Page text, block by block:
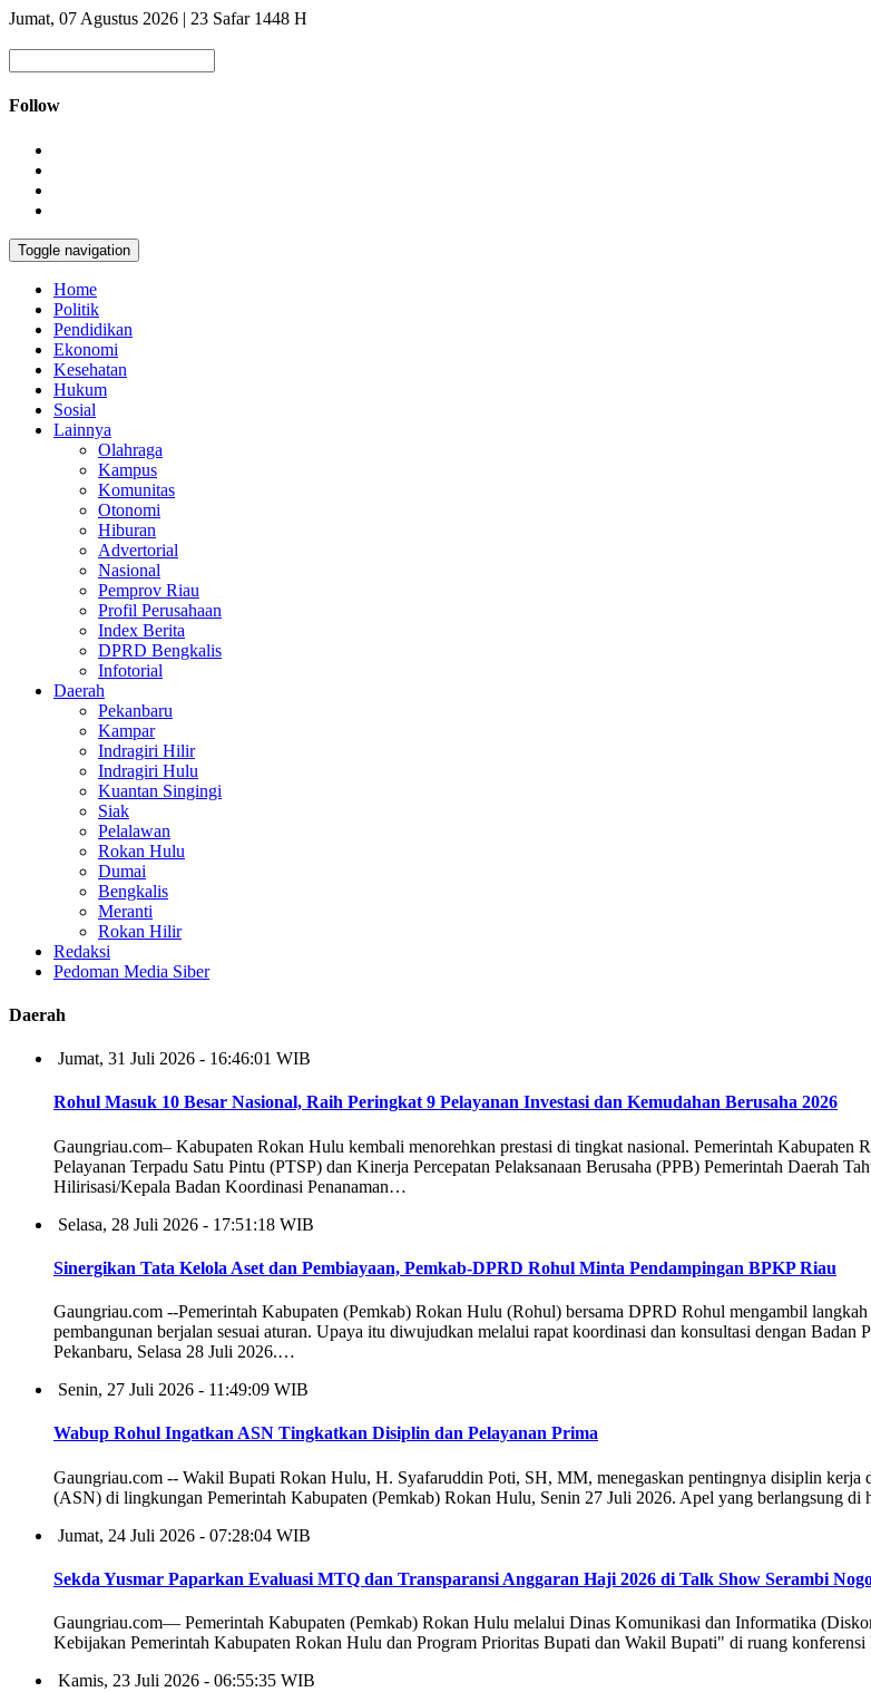
Jumat, 07 Agustus 2026 | 23 Safar 1448 H
Follow
Toggle navigation
Home
Politik
Pendidikan
Ekonomi
Kesehatan
Hukum
Sosial
Lainnya
Olahraga
Kampus
Komunitas
Otonomi
Hiburan
Advertorial
Nasional
Pemprov Riau
Profil Perusahaan
Index Berita
DPRD Bengkalis
Infotorial
Daerah
Pekanbaru
Kampar
Indragiri Hilir
Indragiri Hulu
Kuantan Singingi
Siak
Pelalawan
Rokan Hulu
Dumai
Bengkalis
Meranti
Rokan Hilir
Redaksi
Pedoman Media Siber
Daerah
Jumat, 31 Juli 2026 - 16:46:01 WIB
Rohul Masuk 10 Besar Nasional, Raih Peringkat 9 Pelayanan Investasi dan Kemudahan Berusaha 2026
Gaungriau.com– Kabupaten Rokan Hulu kembali menorehkan prestasi di tingkat nasional. Pemerintah
Pelayanan Terpadu Satu Pintu (PTSP) dan Kinerja Percepatan Pelaksanaan Berusaha (PPB) Pemerintah Daerah
Hilirisasi/Kepala Badan Koordinasi Penanaman…
Selasa, 28 Juli 2026 - 17:51:18 WIB
Sinergikan Tata Kelola Aset dan Pembiayaan, Pemkab-DPRD Rohul Minta Pendampingan BPKP Riau
Gaungriau.com --Pemerintah Kabupaten (Pemkab) Rokan Hulu (Rohul) bersama DPRD Rohul mengambil langkah
pembangunan berjalan sesuai aturan. Upaya itu diwujudkan melalui rapat koordinasi dan konsultasi dengan
Pekanbaru, Selasa 28 Juli 2026.…
Senin, 27 Juli 2026 - 11:49:09 WIB
Wabup Rohul Ingatkan ASN Tingkatkan Disiplin dan Pelayanan Prima
Gaungriau.com -- Wakil Bupati Rokan Hulu, H. Syafaruddin Poti, SH, MM, menegaskan pentingnya disiplin kerja
(ASN) di lingkungan Pemerintah Kabupaten (Pemkab) Rokan Hulu, Senin 27 Juli 2026. Apel yang berlangsung
Jumat, 24 Juli 2026 - 07:28:04 WIB
Sekda Yusmar Paparkan Evaluasi MTQ dan Transparansi Anggaran Haji 2026 di Talk Show Serambi
Gaungriau.com— Pemerintah Kabupaten (Pemkab) Rokan Hulu melalui Dinas Komunikasi dan Informatika
Kebijakan Pemerintah Kabupaten Rokan Hulu dan Program Prioritas Bupati dan Wakil Bupati" di ruang
Kamis, 23 Juli 2026 - 06:55:35 WIB